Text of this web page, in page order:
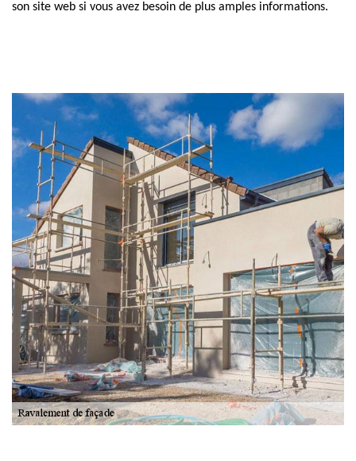
son site web si vous avez besoin de plus amples informations.